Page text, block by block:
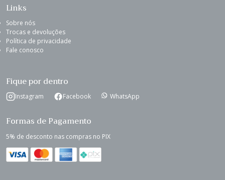
Links
Sobre nós
Trocas e devoluções
Política de privacidade
Fale conosco
Fique por dentro
Instagram Facebook WhatsApp
Formas de Pagamento
5% de desconto nas compras no PIX